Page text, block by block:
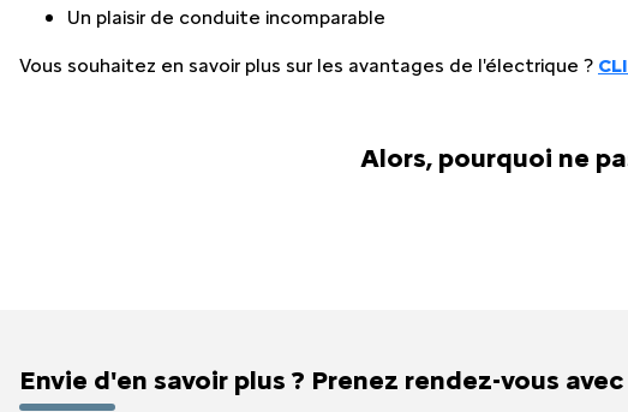
Un plaisir de conduite incomparable
Vous souhaitez en savoir plus sur les avantages de l'électrique ?
Alors, pourquoi ne
Envie d'en savoir plus ? Prenez rendez-vous